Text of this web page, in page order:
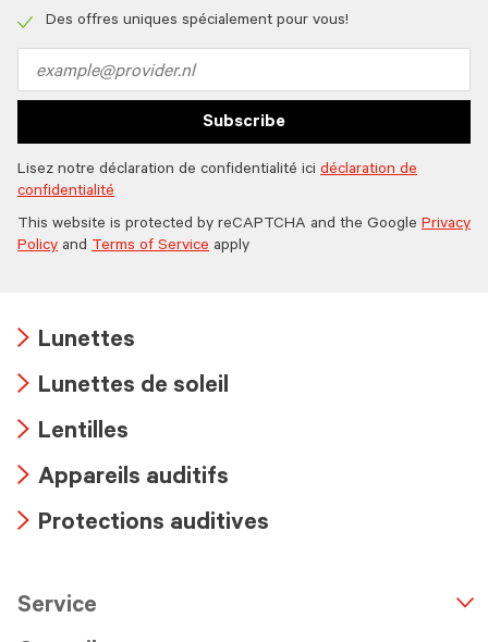
icon
Des offres uniques spécialement pour vous!
address
Subscribe
Lisez notre déclaration de confidentialité ici déclaration de
confidentialité
This website is protected by reCAPTCHA and the Google Privacy
Policy and Terms of Service apply
icon
Lunettes
icon
Lunettes de soleil
icon
Lentilles
icon
Appareils auditifs
Protections auditives
Service